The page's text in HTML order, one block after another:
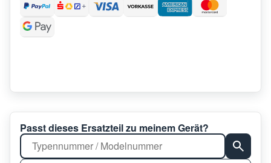
Passt dieses Ersatzteil zu meinem Gerät?